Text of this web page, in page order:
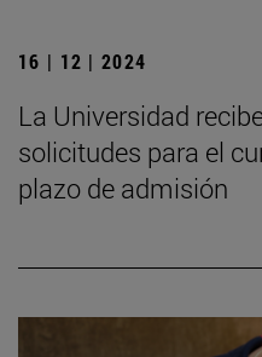
16 | 12 | 2024
La Universidad
solicitudes para el
plazo de admisión